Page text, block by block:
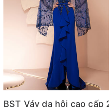
BST Váy dạ hội cao cấp